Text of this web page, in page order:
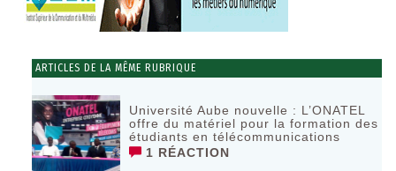
ARTICLES DE LA MÊME RUBRIQUE
Université Aube nouvelle : L’ONATEL
offre du matériel pour la formation des
étudiants en télécommunications
1 RÉACTION